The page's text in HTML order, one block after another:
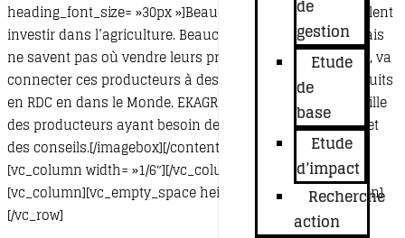
de
gestion
Etude
de
base
Etude
d’impact
Recherche
action
heading_font_size= »30px »]Beaucoup de personnes veulent
investir dans l’agriculture. Beaucoup produisent déjà mais
ne savent pas où vendre leurs productions. EKAGRI SARL, va
connecter ces producteurs à des acheteurs de leur produits
en RDC en dans le Monde. EKAGRI sera la bouche et l’oreille
des producteurs ayant besoin des marchés, des crédits et
des conseils.[/imagebox][/contentbox][/vc_column]
[vc_column width= »1/6″][/vc_column][/vc_row][vc_row]
[vc_column][vc_empty_space height= »50px »][/vc_column]
[/vc_row]